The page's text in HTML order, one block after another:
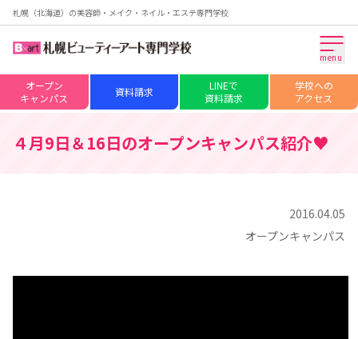
札幌（北海道）の美容師・メイク・ネイル・エステ専門学校
menu
オープン
キャンパス
資料請求
LINEで
資料請求
学校への
アクセス
４月9日＆16日のオープンキャンパス紹介♥
2016.04.05
オープンキャンパス